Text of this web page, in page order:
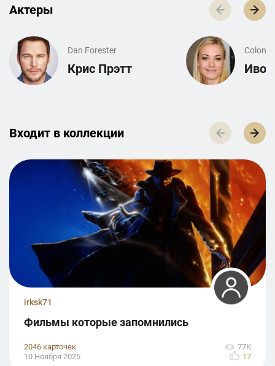
Актеры
Dan Forester
Крис Прэтт
Входит в к­о­л­л­е­к­ц­и­и
irksk71
Фильмы которые запомнились
2046 карточек
77K
10 Ноября 2025
17